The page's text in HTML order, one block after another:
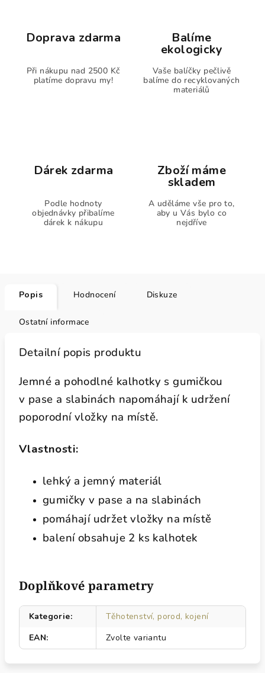
Doprava zdarma
Při nákupu nad 2500 Kč
platíme dopravu my!
Balíme
ekologicky
Vaše balíčky pečlivě
balíme do recyklovaných
materiálů
Dárek zdarma
Podle hodnoty
objednávky přibalíme
dárek k nákupu
Zboží máme
skladem
A uděláme vše pro to,
aby u Vás bylo co
nejdříve
Popis Hodnocení Diskuze
Ostatní informace
Detailní popis produktu
Jemné a pohodlné kalhotky s gumičkou
v pase a slabinách napomáhají k udržení
poporodní vložky na místě.
Vlastnosti:
lehký a jemný materiál
gumičky v pase a na slabinách
pomáhají udržet vložky na místě
balení obsahuje 2 ks kalhotek
Doplňkové parametry
Kategorie:
Těhotenství, porod, kojení
EAN: Zvolte variantu